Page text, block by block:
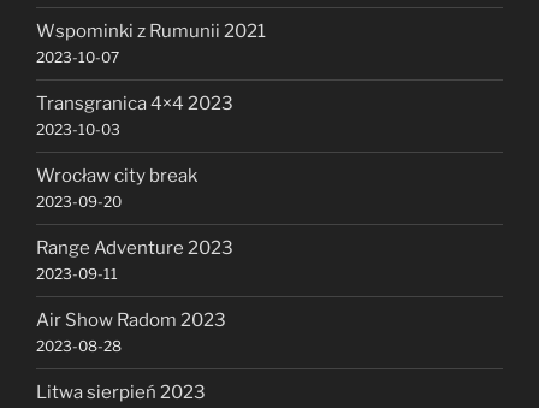
Wspominki z Rumunii 2021
2023-10-07
Transgranica 4×4 2023
2023-10-03
Wrocław city break
2023-09-20
Range Adventure 2023
2023-09-11
Air Show Radom 2023
2023-08-28
Litwa sierpień 2023